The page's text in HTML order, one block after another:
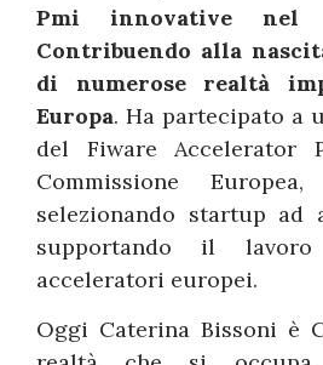
Pmi innovative nel
Contribuendo alla
di numerose realtà
Europa. Ha partecipato a
del Fiware Accelerator
Commissione
selezionando startup ad
supportando il
acceleratori europei.
Oggi Caterina Bissoni è